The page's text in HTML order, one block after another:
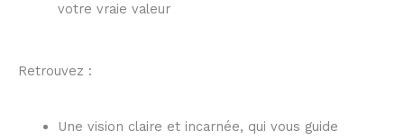
votre vraie valeur
Retrouvez :
Une vision claire et incarnée, qui vous guide